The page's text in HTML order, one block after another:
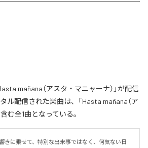
mañana（アスタ・マニャーナ）」が配信
ル配信された楽曲は、「Hasta mañana（ア
む全1曲となっている。
きに乗せて、特別な出来事ではなく、何気ない日